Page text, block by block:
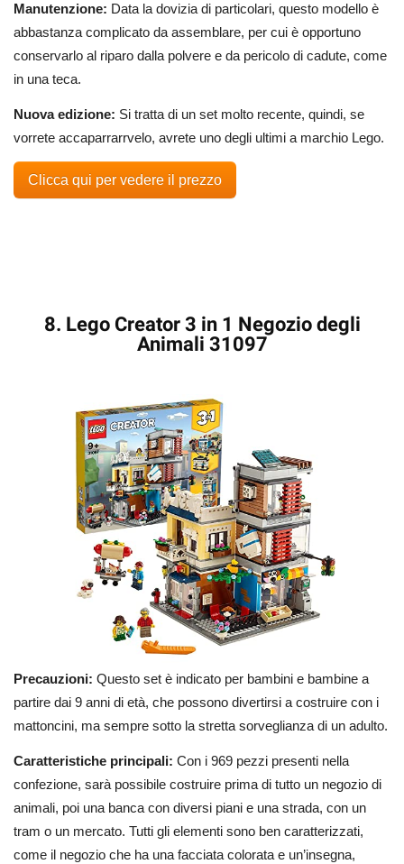
Manutenzione: Data la dovizia di particolari, questo modello è
abbastanza complicato da assemblare, per cui è opportuno
conservarlo al riparo dalla polvere e da pericolo di cadute, come
in una teca.
Nuova edizione: Si tratta di un set molto recente, quindi, se
vorrete accaparrarrvelo, avrete uno degli ultimi a marchio Lego.
Clicca qui per vedere il prezzo
8. Lego Creator 3 in 1 Negozio degli
Animali 31097
Precauzioni: Questo set è indicato per bambini e bambine a
partire dai 9 anni di età, che possono divertirsi a costruire con i
mattoncini, ma sempre sotto la stretta sorveglianza di un adulto.
Caratteristiche principali: Con i 969 pezzi presenti nella
confezione, sarà possibile costruire prima di tutto un negozio di
animali, poi una banca con diversi piani e una strada, con un
tram o un mercato. Tutti gli elementi sono ben caratterizzati,
come il negozio che ha una facciata colorata e un’insegna,